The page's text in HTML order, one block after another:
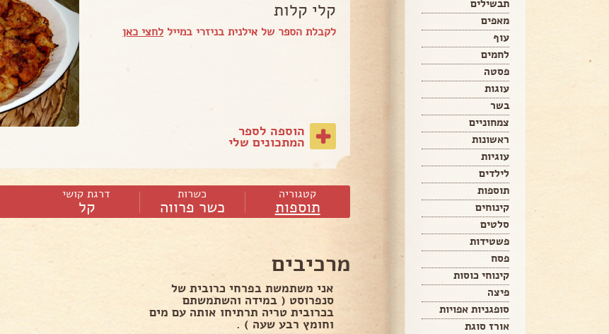
תבשילים
מאפים
עוף
לחמים
פסטה
עוגות
בשר
צמחוניים
ראשונות
עוגיות
לילדים
תוספות
קינוחים
סלטים
פשטידות
פסח
קינוחי כוסות
פיצה
סופגניות אפויות
אורז סוגת
קלי קלות
לקבלת הספר של אילנית בניזרי במייל לחצי כאן
הוספה לספר
המתכונים שלי
קטגוריה
תוספות
כשרות
כשר פרווה
דרגת קושי
קל
מרכיבים
אני משתמשת בפרחי כרובית של
סנפרוסט ( במידה והשתמשתם
בכרובית טריה תרתיחו אותה עם מים
וחומץ רבע שעה ) .